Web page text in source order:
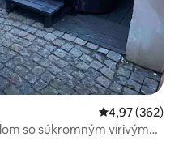
Priemerné
4,97 (362)
so súkromným vírivým